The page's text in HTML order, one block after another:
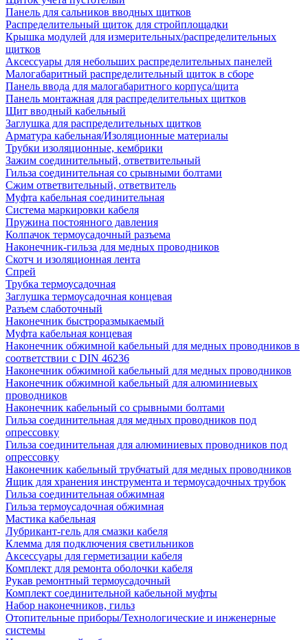
Панель для сальников вводных щитков
Распределительный щиток для стройплощадки
Крышка модулей для измерительных/распределительных
щитков
Аксессуары для небольших распределительных панелей
Малогабаритный распределительный щиток в сборе
Панель ввода для малогабаритного корпуса/щита
Панель монтажная для распределительных щитков
Щит вводный кабельный
Заглушка для распределительных щитков
Арматура кабельная/Изоляционные материалы
Трубки изоляционные, кембрики
Зажим соединительный, ответвительный
Гильза соединительная со срывными болтами
Сжим ответвительный, ответвитель
Муфта кабельная соединительная
Система маркировки кабеля
Пружина постоянного давления
Колпачок термоусадочный разъема
Наконечник-гильза для медных проводников
Скотч и изоляционная лента
Спрей
Трубка термоусадочная
Заглушка термоусадочная концевая
Разъем слаботочный
Наконечник быстроразмыкаемый
Муфта кабельная концевая
Наконечник обжимной кабельный для медных проводников в
соответствии с DIN 46236
Наконечник обжимной кабельный для медных проводников
Наконечник обжимной кабельный для алюминиевых
проводников
Наконечник кабельный со срывными болтами
Гильза соединительная для медных проводников под
опрессовку
Гильза соединительная для алюминиевых проводников под
опрессовку
Наконечник кабельный трубчатый для медных проводников
Ящик для хранения инструмента и термоусадочных трубок
Гильза соединительная обжимная
Гильза термоусадочная обжимная
Мастика кабельная
Лубрикант-гель для смазки кабеля
Клемма для подключения светильников
Аксессуары для герметизации кабеля
Комплект для ремонта оболочки кабеля
Рукав ремонтный термоусадочный
Комплект соединительной кабельной муфты
Набор наконечников, гильз
Отопительные приборы/Технологические и инженерные
системы